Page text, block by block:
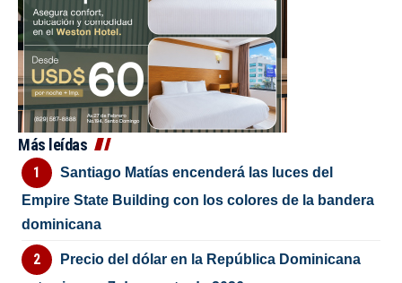
Más leídas
Santiago Matías encenderá las luces del
Empire State Building con los colores de la bandera
dominicana
Precio del dólar en la República Dominicana